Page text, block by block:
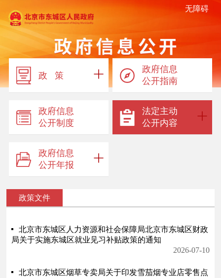
无障碍
政 策
政府信息
公开指南
政府信息
公开制度
法定主动
公开内容
政府信息
公开年报
政策文件
北京市东城区人力资源和社会保障局北京市东城区财政
局关于实施东城区就业见习补贴政策的通知
2026-07-10
北京市东城区烟草专卖局关于印发雪茄烟专业店零售点